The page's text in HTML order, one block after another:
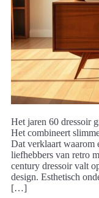
Het jaren 60 dressoir
Het combineert
Dat verklaart waarom
liefhebbers van retro
century dressoir valt
design. Esthetisch
[…]